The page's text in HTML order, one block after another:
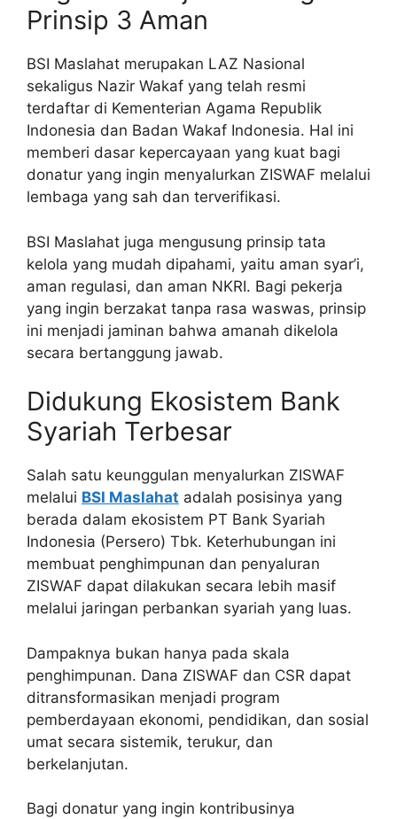
Prinsip 3 Aman
BSI Maslahat merupakan LAZ Nasional
sekaligus Nazir Wakaf yang telah resmi
terdaftar di Kementerian Agama Republik
Indonesia dan Badan Wakaf Indonesia. Hal ini
memberi dasar kepercayaan yang kuat bagi
donatur yang ingin menyalurkan ZISWAF melalui
lembaga yang sah dan terverifikasi.
BSI Maslahat juga mengusung prinsip tata
kelola yang mudah dipahami, yaitu aman syar’i,
aman regulasi, dan aman NKRI. Bagi pekerja
yang ingin berzakat tanpa rasa waswas, prinsip
ini menjadi jaminan bahwa amanah dikelola
secara bertanggung jawab.
Didukung Ekosistem Bank
Syariah Terbesar
Salah satu keunggulan menyalurkan ZISWAF
melalui BSI Maslahat adalah posisinya yang
berada dalam ekosistem PT Bank Syariah
Indonesia (Persero) Tbk. Keterhubungan ini
membuat penghimpunan dan penyaluran
ZISWAF dapat dilakukan secara lebih masif
melalui jaringan perbankan syariah yang luas.
Dampaknya bukan hanya pada skala
penghimpunan. Dana ZISWAF dan CSR dapat
ditransformasikan menjadi program
pemberdayaan ekonomi, pendidikan, dan sosial
umat secara sistemik, terukur, dan
berkelanjutan.
Bagi donatur yang ingin kontribusinya